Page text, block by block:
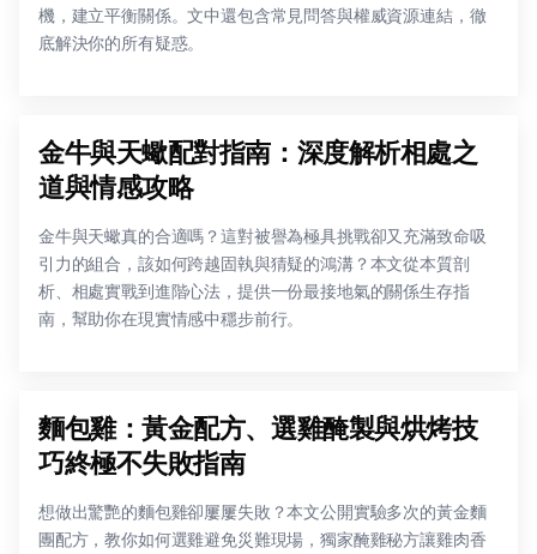
機，建立平衡關係。文中還包含常見問答與權威資源連結，徹
底解決你的所有疑惑。
金牛與天蠍配對指南：深度解析相處之
道與情感攻略
金牛與天蠍真的合適嗎？這對被譽為極具挑戰卻又充滿致命吸
引力的組合，該如何跨越固執與猜疑的鴻溝？本文從本質剖
析、相處實戰到進階心法，提供一份最接地氣的關係生存指
南，幫助你在現實情感中穩步前行。
麵包雞：黃金配方、選雞醃製與烘烤技
巧終極不失敗指南
想做出驚艷的麵包雞卻屢屢失敗？本文公開實驗多次的黃金麵
團配方，教你如何選雞避免災難現場，獨家醃雞秘方讓雞肉香